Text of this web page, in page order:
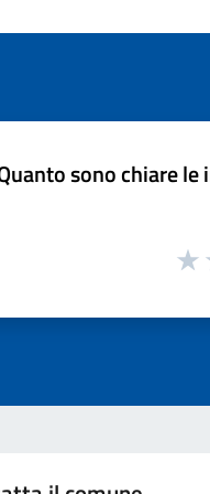
sono chiare